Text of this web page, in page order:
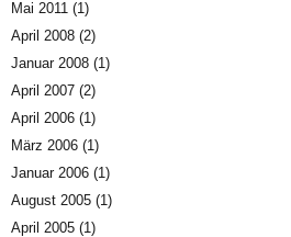
Mai 2011 (1)
April 2008 (2)
Januar 2008 (1)
April 2007 (2)
April 2006 (1)
März 2006 (1)
Januar 2006 (1)
August 2005 (1)
April 2005 (1)